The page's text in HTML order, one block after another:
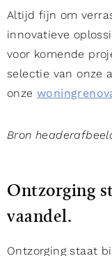
Altijd fijn om
innovatieve
voor komende
selectie van onze
onze
Bron
Ontzorging
vaandel.
Ontzorging staat